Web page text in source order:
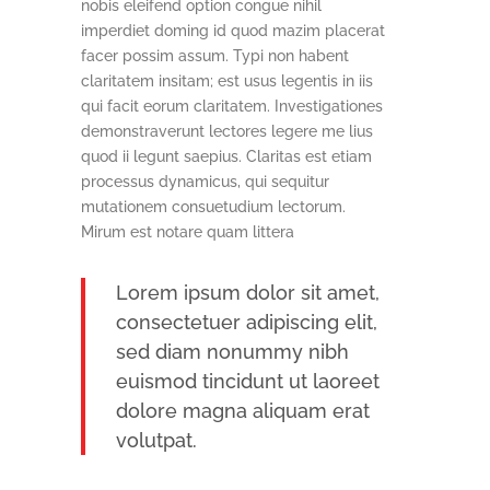
nobis eleifend option congue nihil
imperdiet doming id quod mazim placerat
facer possim assum. Typi non habent
claritatem insitam; est usus legentis in iis
qui facit eorum claritatem. Investigationes
demonstraverunt lectores legere me lius
quod ii legunt saepius. Claritas est etiam
processus dynamicus, qui sequitur
mutationem consuetudium lectorum.
Mirum est notare quam littera
Lorem ipsum dolor sit amet,
consectetuer adipiscing elit,
sed diam nonummy nibh
euismod tincidunt ut laoreet
dolore magna aliquam erat
volutpat.